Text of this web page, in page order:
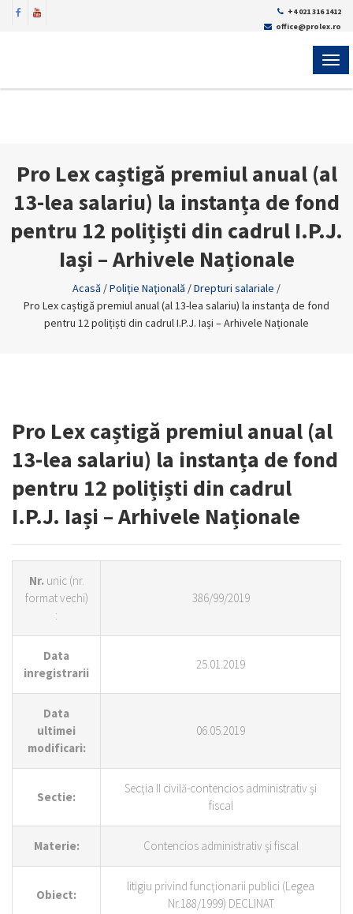
+4 021 316 1412
office@prolex.ro
Pro Lex caștigă premiul anual (al
13-lea salariu) la instanța de fond
pentru 12 polițiști din cadrul I.P.J.
Iași – Arhivele Naționale
Acasă /Poliţie Naţională /Drepturi salariale /
Pro Lex caștigă premiul anual (al 13-lea salariu) la instanța de fond
pentru 12 polițiști din cadrul I.P.J. Iași – Arhivele Naționale
Pro Lex caștigă premiul anual (al
13-lea salariu) la instanța de fond
pentru 12 polițiști din cadrul
I.P.J. Iași – Arhivele Naționale
Nr. unic (nr.
format vechi)
:
386/99/2019
Data
inregistrarii
25.01.2019
Data
ultimei
modificari:
06.05.2019
Sectie:
Secţia II civilă-contencios administrativ şi
fiscal
Materie: Contencios administrativ şi fiscal
Obiect:
litigiu privind funcţionarii publici (Legea
Nr.188/1999) DECLINAT